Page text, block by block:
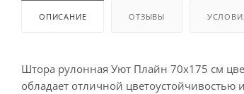
ОПИСАНИЕ ОТЗЫВЫ
Штора рулонная Уют Плайн 70х175 см
обладает отличной